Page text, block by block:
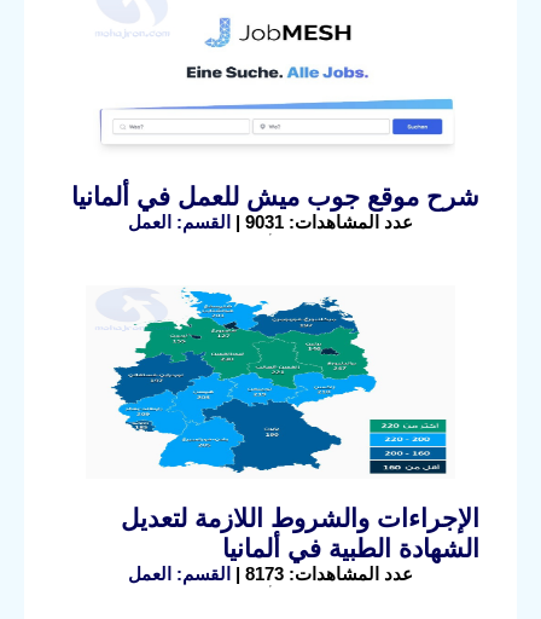
شرح موقع جوب ميش للعمل في ألمانيا
عدد المشاهدات: 9031 | القسم: العمل
الإجراءات والشروط اللازمة لتعديل
الشهادة الطبية في ألمانيا
عدد المشاهدات: 8173 | القسم: العمل